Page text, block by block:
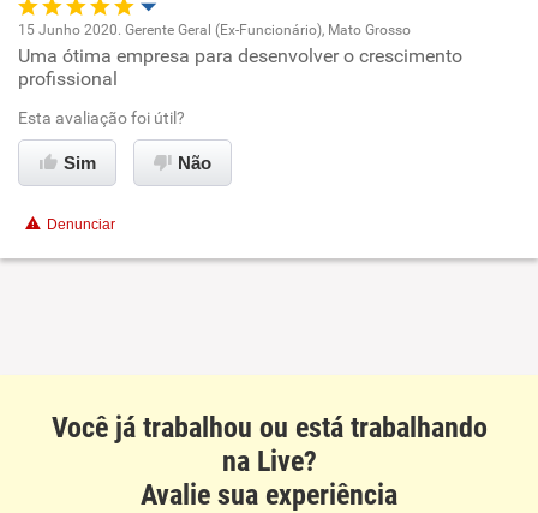
Oportunidade de promoção
Ambiente de trabalho
Conciliação com a vida familiar
15 Junho 2020. Gerente Geral (Ex-Funcionário), Mato Grosso
Uma ótima empresa para desenvolver o crescimento
profissional
Esta avaliação foi útil?
Sim Não
Denunciar
Você já trabalhou ou está trabalhando
na Live?
Avalie sua experiência